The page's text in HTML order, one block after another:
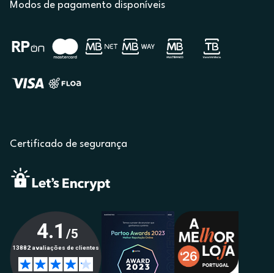
Modos de pagamento disponíveis
Certificado de segurança